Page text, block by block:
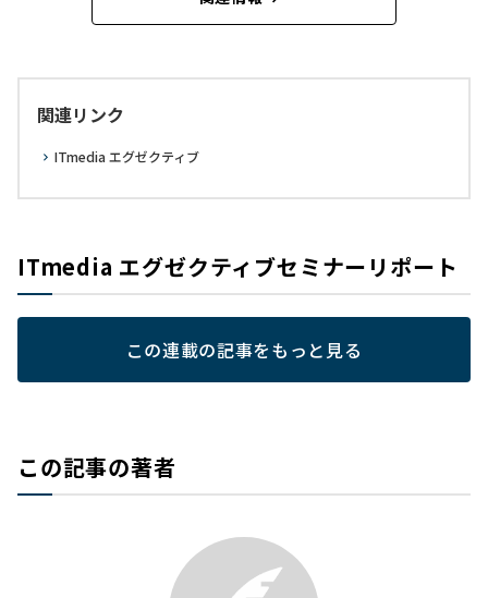
関連リンク
ITmedia エグゼクティブ
ITmedia エグゼクティブセミナーリポート
この連載の記事をもっと見る
この記事の著者